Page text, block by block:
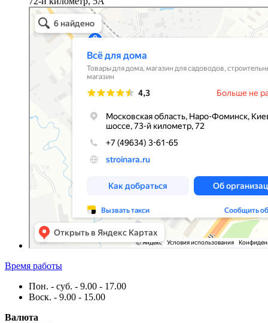
Время работы
Пон. - суб. - 9.00 - 17.00
Воск. - 9.00 - 15.00
Валюта